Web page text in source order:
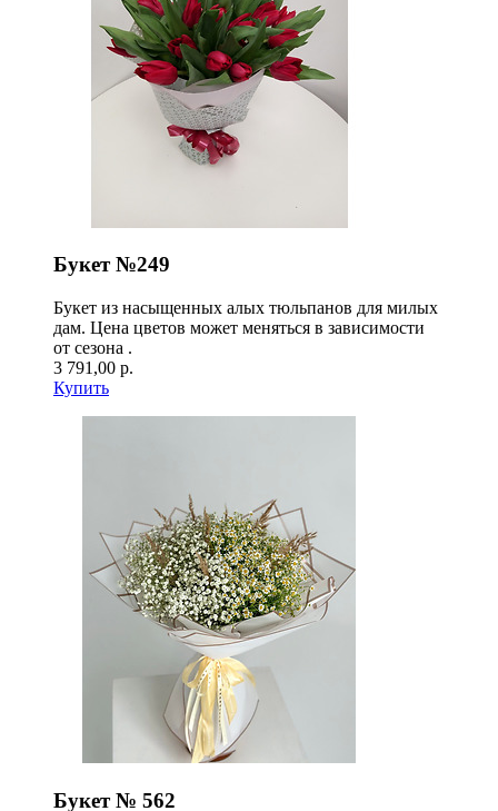
Букет №249
Букет из насыщенных алых тюльпанов для милых
дам. Цена цветов может меняться в зависимости
от сезона .
3 791,00 р.
Купить
Букет № 562